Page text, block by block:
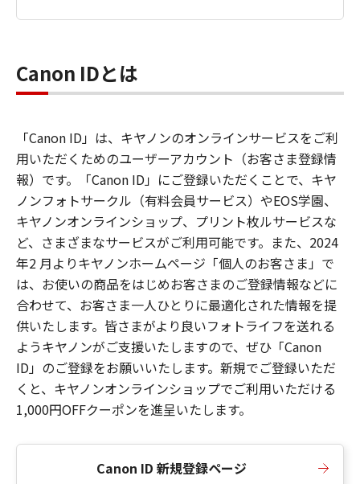
Canon IDとは
「Canon ID」は、キヤノンのオンラインサービスをご利
用いただくためのユーザーアカウント（お客さま登録情
報）です。「Canon ID」にご登録いただくことで、キヤ
ノンフォトサークル（有料会員サービス）やEOS学園、
キヤノンオンラインショップ、プリント枚ルサービスな
ど、さまざまなサービスがご利用可能です。また、2024
年2 月よりキヤノンホームページ「個人のお客さま」で
は、お使いの商品をはじめお客さまのご登録情報などに
合わせて、お客さま一人ひとりに最適化された情報を提
供いたします。皆さまがより良いフォトライフを送れる
ようキヤノンがご支援いたしますので、ぜひ「Canon
ID」のご登録をお願いいたします。新規でご登録いただ
くと、キヤノンオンラインショップでご利用いただける
1,000円OFFクーポンを進呈いたします。
Canon ID 新規登録ページ